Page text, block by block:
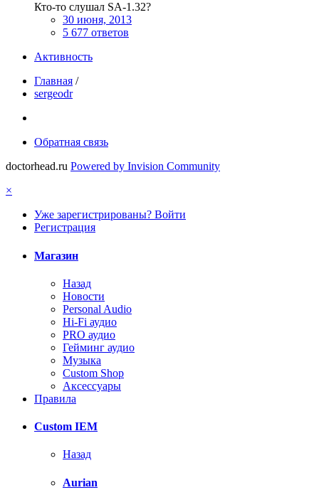
Кто-то слушал SA-1.32?
30 июня, 2013
5 677 ответов
Активность
Главная /
sergeodr
Обратная связь
doctorhead.ru Powered by Invision Community
×
Уже зарегистрированы? Войти
Регистрация
Магазин
Назад
Новости
Personal Audio
Hi-Fi аудио
PRO аудио
Гейминг аудио
Музыка
Custom Shop
Аксессуары
Правила
Custom IEM
Назад
Aurian